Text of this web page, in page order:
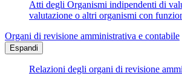
Atti degli Organismi indipendenti di
valutazione o altri organismi con
Organi di revisione amministrativa e contabile
Espandi
Relazioni degli organi di revisione